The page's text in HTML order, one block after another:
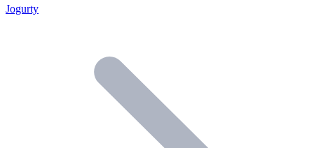
Jogurty